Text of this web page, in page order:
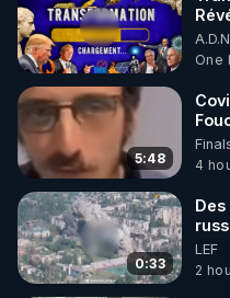
🌱 INSTAGRAM
https://
http://rgnr.li/instagram
🌱 LA NEWSLETTER
Pour ne pas rater
http://rgnr.li/news
🌱 VIDÉOS NON
07/
One
5:48
de
4
0:33
LEF
2